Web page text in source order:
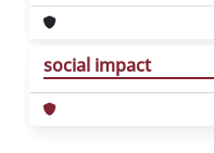
social impact